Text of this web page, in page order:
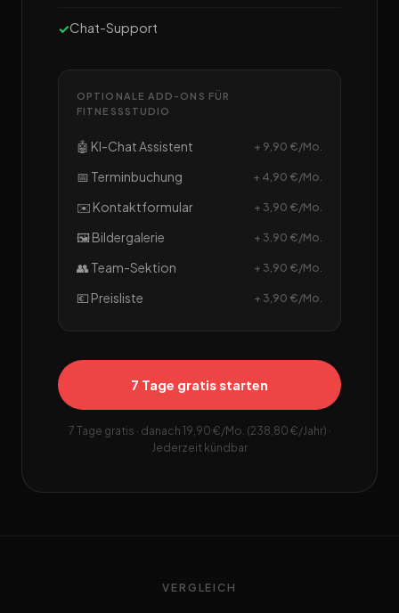
Chat-Support
OPTIONALE ADD-ONS FÜR
FITNESSSTUDIO
🤖 KI-Chat Assistent + 9,90 €/Mo.
📅 Terminbuchung + 4,90 €/Mo.
✉️ Kontaktformular + 3,90 €/Mo.
🖼️ Bildergalerie + 3,90 €/Mo.
👥 Team-Sektion + 3,90 €/Mo.
💶 Preisliste + 3,90 €/Mo.
7 Tage gratis starten
7 Tage gratis · danach 19,90 €/Mo. (238,80 €/Jahr) ·
Jederzeit kündbar
VERGLEICH